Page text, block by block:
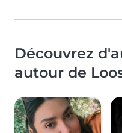
Découvrez
autour de